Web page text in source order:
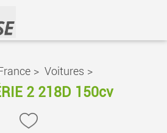
> Voitures >
2 218D 150cv